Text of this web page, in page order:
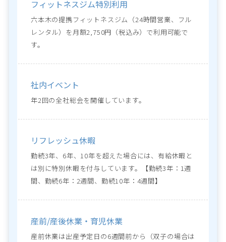
フィットネスジム特別利用
六本木の提携フィットネスジム（24時間営業、フル
レンタル）を月額2,750円（税込み）で利用可能で
す。
社内イベント
年2回の全社総会を開催しています。
リフレッシュ休暇
勤続3年、6年、10年を超えた場合には、有給休暇と
は別に特別休暇を付与しています。【勤続3年：1週
間、勤続6年：2週間、勤続10年：4週間】
産前/産後休業・育児休業
産前休業は出産予定日の6週間前から（双子の場合は